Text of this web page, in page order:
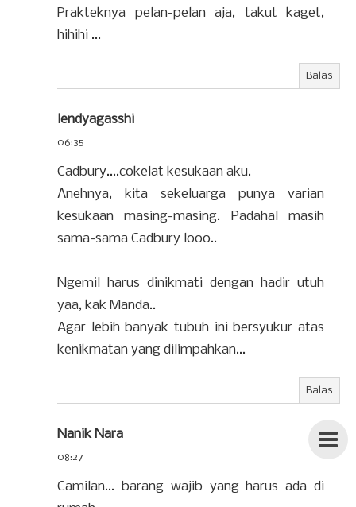
Prakteknya pelan-pelan aja, takut kaget,
hihihi ...
Balas
lendyagasshi
06:35
Cadbury....cokelat kesukaan aku.
Anehnya, kita sekeluarga punya varian
kesukaan masing-masing. Padahal masih
sama-sama Cadbury looo..
Ngemil harus dinikmati dengan hadir utuh
yaa, kak Manda..
Agar lebih banyak tubuh ini bersyukur atas
kenikmatan yang dilimpahkan...
Balas
Nanik Nara
08:27
Camilan... barang wajib yang harus ada di